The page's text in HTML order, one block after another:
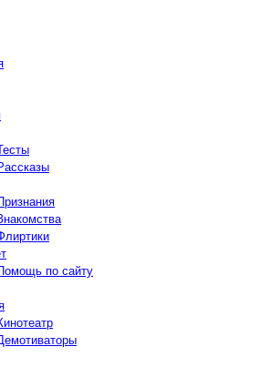
по сайту